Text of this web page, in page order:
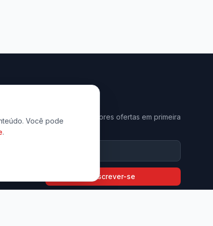
Newsletter
Receba as melhores ofertas em primeira
mão.
Inscrever-se
Você pode
.